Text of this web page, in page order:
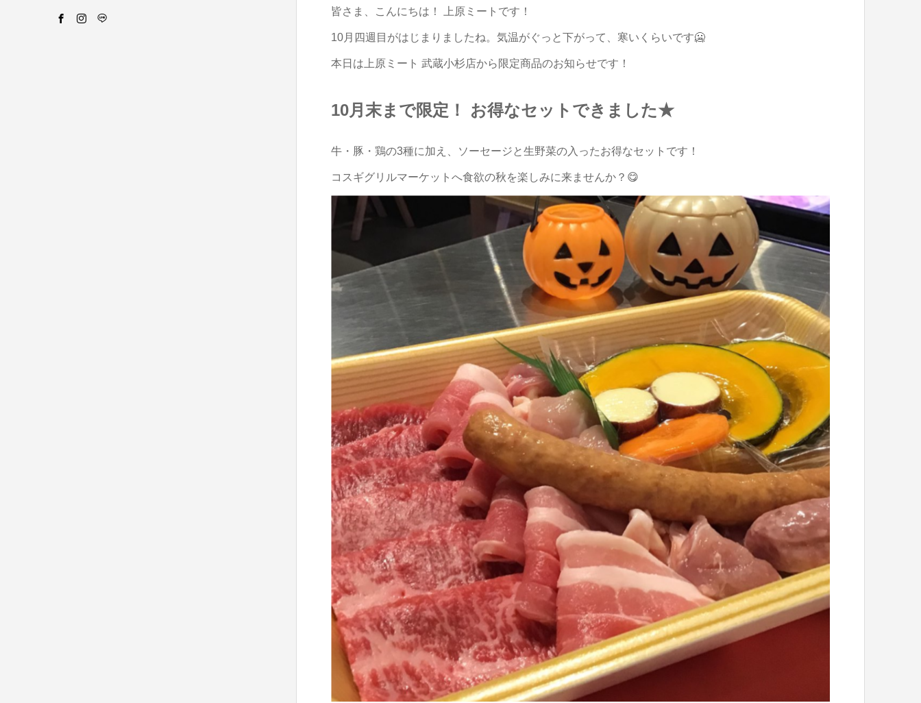
皆さま、こんにちは！ 上原ミートです！
10月四週目がはじまりましたね。気温がぐっと下がって、寒いくらいです🥶
本日は上原ミート 武蔵小杉店から限定商品のお知らせです！
10月末まで限定！ お得なセットできました★
牛・豚・鶏の3種に加え、ソーセージと生野菜の入ったお得なセットです！
コスギグリルマーケットへ食欲の秋を楽しみに来ませんか？😋